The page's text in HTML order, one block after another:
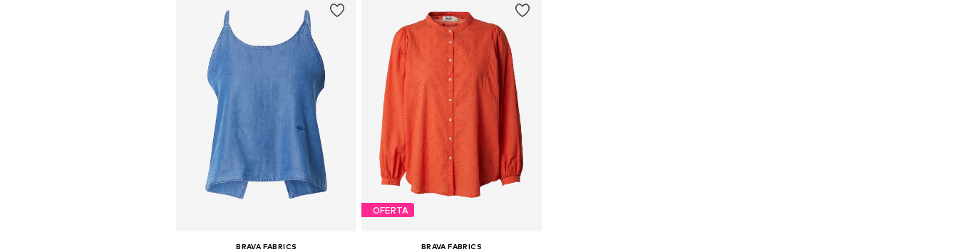
BRAVA FABRICS
OFERTA
BRAVA FABRICS